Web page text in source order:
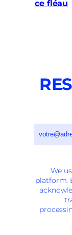
ce fléau
We
platform.